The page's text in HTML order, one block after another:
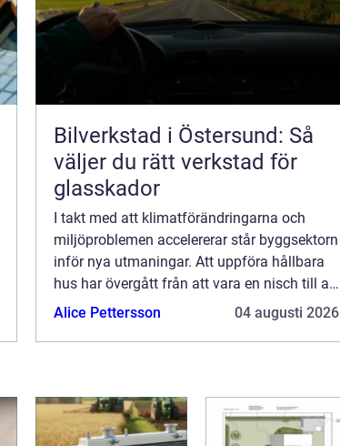
Bilverkstad i Östersund: Så
väljer du rätt verkstad för
glasskador
I takt med att klimatförändringarna och
miljöproblemen accelererar står byggsektorn
inför nya utmaningar. Att uppföra hållbara
hus har övergått från att vara en nisch till att
bli en nödv&aum...
Alice Pettersson 04 augusti 2026